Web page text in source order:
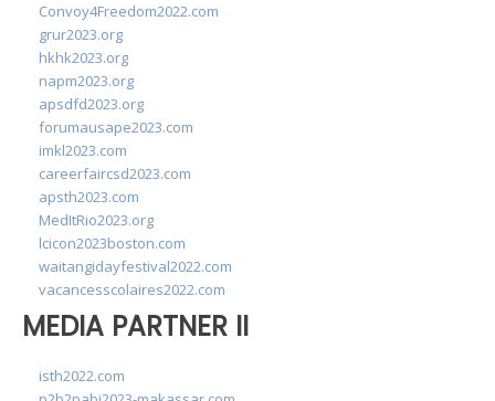
Convoy4Freedom2022.com
grur2023.org
hkhk2023.org
napm2023.org
apsdfd2023.org
forumausape2023.com
imkl2023.com
careerfaircsd2023.com
apsth2023.com
MedItRio2023.org
lcicon2023boston.com
waitangidayfestival2022.com
vacancesscolaires2022.com
MEDIA PARTNER II
isth2022.com